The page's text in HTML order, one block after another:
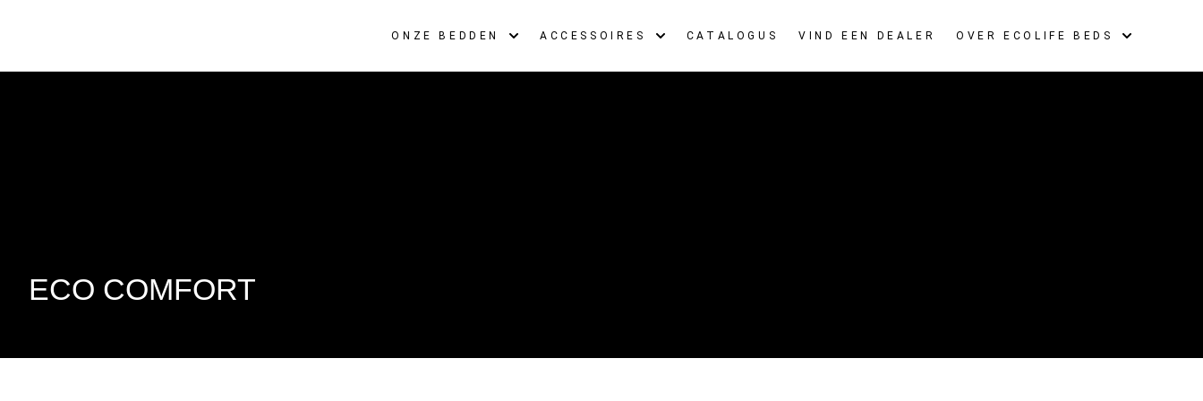
ONZE BEDDEN ACCESSOIRES CATALOGUS VIND EEN DEALER OVER ECOLIFE BEDS
ECO COMFORT